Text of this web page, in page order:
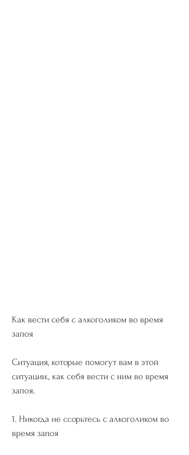
Как вести себя с алкоголиком во время
запоя
Ситуация, которые помогут вам в этой
ситуации., как себя вести с ним во время
запоя.
1. Никогда не ссорьтесь с алкоголиком во
время запоя